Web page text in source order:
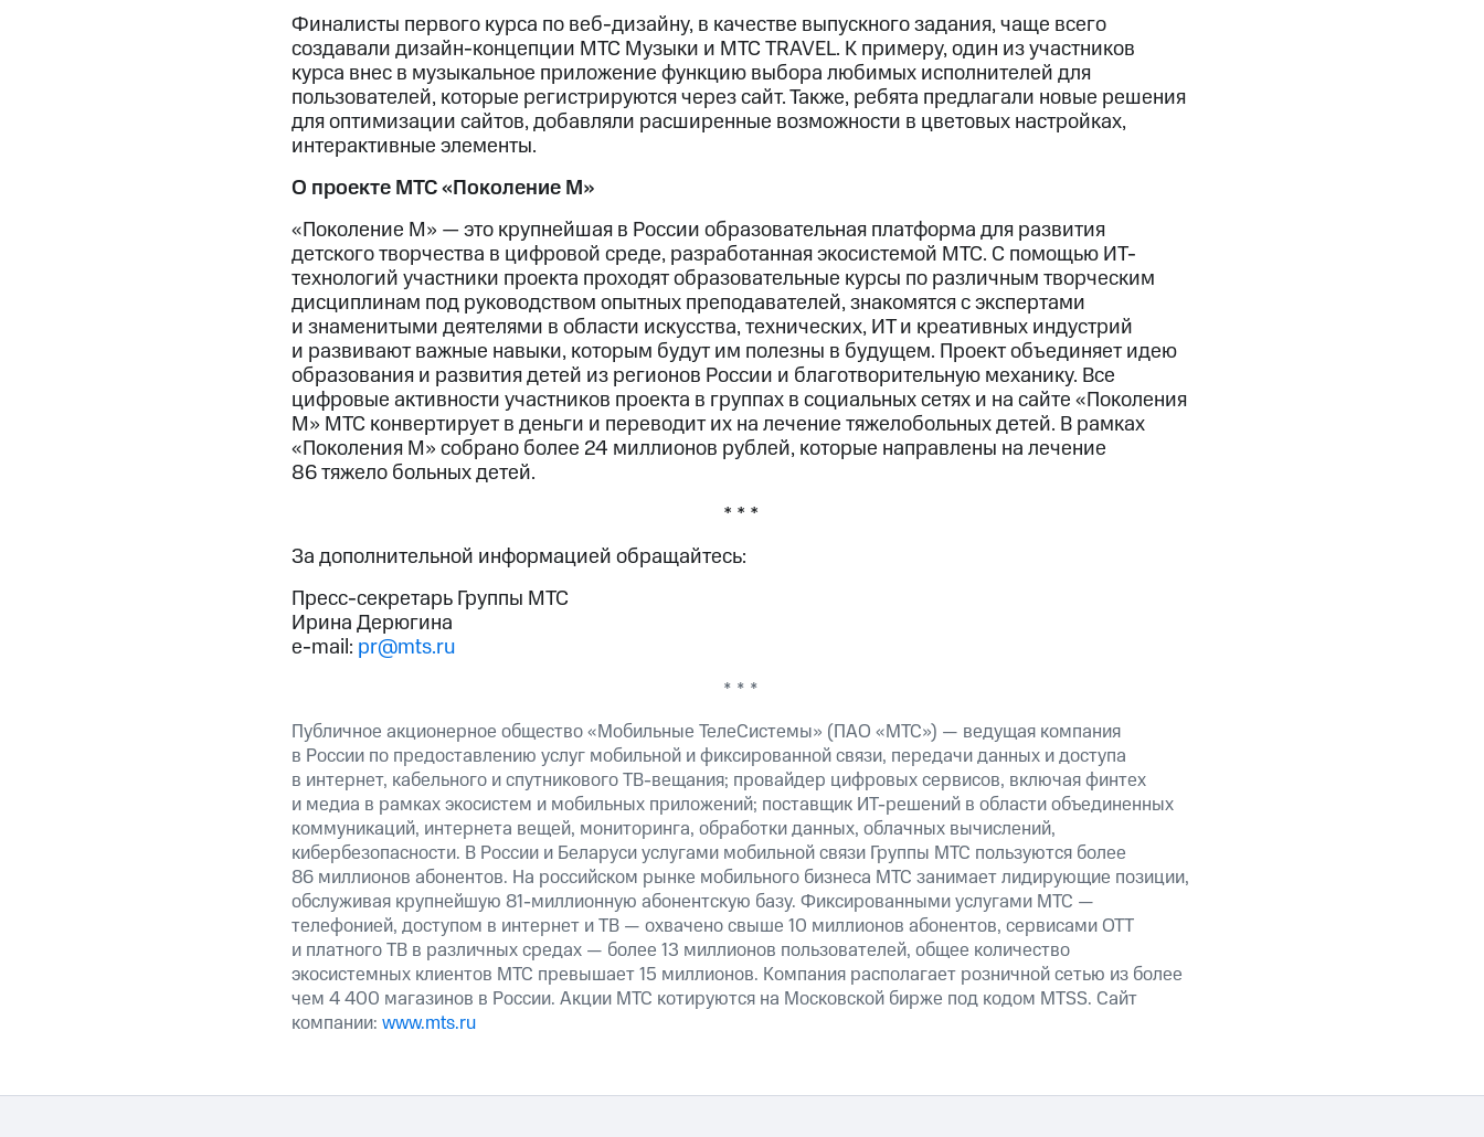
Финалисты первого курса по веб-дизайну, в качестве выпускного задания, чаще всего
создавали дизайн-концепции МТС Музыки и МТС TRAVEL. К примеру, один из участников
курса внес в музыкальное приложение функцию выбора любимых исполнителей для
пользователей, которые регистрируются через сайт. Также, ребята предлагали новые решения
для оптимизации сайтов, добавляли расширенные возможности в цветовых настройках,
интерактивные элементы.
О проекте МТС «Поколение М»
«Поколение М» — это крупнейшая в России образовательная платформа для развития
детского творчества в цифровой среде, разработанная экосистемой МТС. С помощью ИТ-
технологий участники проекта проходят образовательные курсы по различным творческим
дисциплинам под руководством опытных преподавателей, знакомятся с экспертами
и знаменитыми деятелями в области искусства, технических, ИТ и креативных индустрий
и развивают важные навыки, которым будут им полезны в будущем. Проект объединяет идею
образования и развития детей из регионов России и благотворительную механику. Все
цифровые активности участников проекта в группах в социальных сетях и на сайте «Поколения
М» МТС конвертирует в деньги и переводит их на лечение тяжелобольных детей. В рамках
«Поколения М» собрано более 24 миллионов рублей, которые направлены на лечение
86 тяжело больных детей.
* * *
За дополнительной информацией обращайтесь:
Пресс-секретарь Группы МТС
Ирина Дерюгина
e-mail: pr@mts.ru
* * *
Публичное акционерное общество «Мобильные ТелеСистемы» (ПАО «МТС») — ведущая компания
в России по предоставлению услуг мобильной и фиксированной связи, передачи данных и доступа
в интернет, кабельного и спутникового ТВ-вещания; провайдер цифровых сервисов, включая финтех
и медиа в рамках экосистем и мобильных приложений; поставщик ИТ-решений в области объединенных
коммуникаций, интернета вещей, мониторинга, обработки данных, облачных вычислений,
кибербезопасности. В России и Беларуси услугами мобильной связи Группы МТС пользуются более
86 миллионов абонентов. На российском рынке мобильного бизнеса МТС занимает лидирующие позиции,
обслуживая крупнейшую 81-миллионную абонентскую базу. Фиксированными услугами МТС —
телефонией, доступом в интернет и ТВ — охвачено свыше 10 миллионов абонентов, сервисами OTT
и платного ТВ в различных средах — более 13 миллионов пользователей, общее количество
экосистемных клиентов МТС превышает 15 миллионов. Компания располагает розничной сетью из более
чем 4 400 магазинов в России. Акции МТС котируются на Московской бирже под кодом MTSS. Сайт
компании: www.mts.ru